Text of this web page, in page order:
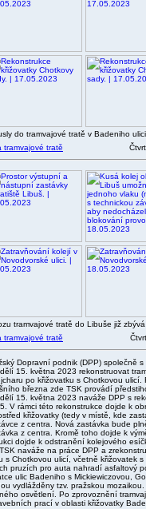
do tramvajové tratě v Badeniho
tramvajové tratě
tramvajové tratě do Libuše již
tramvajové tratě
Dopravní podnik (DPP) společně
15. května 2023 rekonstruovat
po křižovatku s Chotkovou
března zde TSK provádí
15. května 2023 naváže DPP s
V rámci této rekonstrukce dojde k
křižovatky (tedy v místě, kde
z centra. Nová zastávka bude
z centra. Kromě toho dojde k
dojde k odstranění kolejového
naváže na práce DPP a
s Chotkovou ulicí, včetně křižovatek
pruzích pro auta nahradí asfaltový
ulic Badeniho s Mickiewiczovou,
vydlážděny tzv. pražskou
osvětlení. Po zprovoznění
prací v oblasti křižovatky